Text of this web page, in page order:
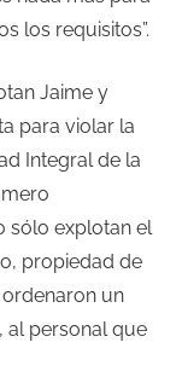
los requisitos”.
Jaime y
para violar la
Integral de la
sólo explotan el
propiedad de
ordenaron un
al personal que